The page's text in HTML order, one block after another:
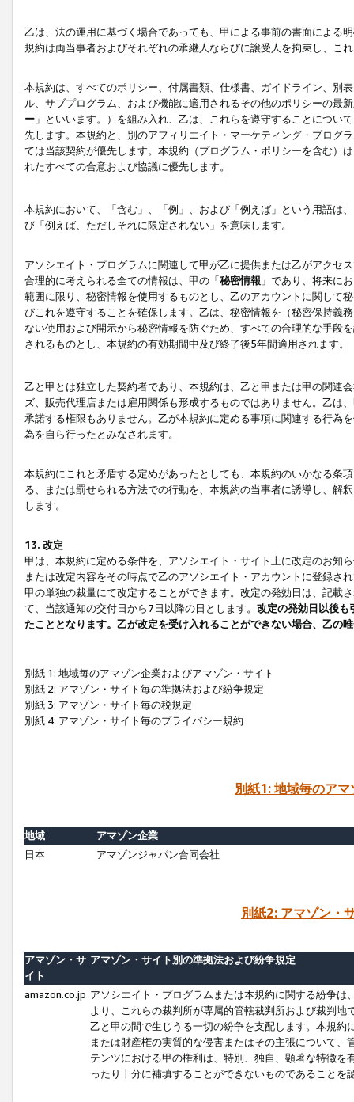
乙は、法の運用に基づく場合であっても、甲による事前の書面による
規約は両当事者およびそれぞれの承継人ならびに譲受人を拘束し、こ
本規約は、すべてのポリシー、付属書類、仕様書、ガイドライン、別
ル、サブプログラム、および機能に適用されるその他のポリシーの最
ー 」といいます。）を組み入れ、乙は、これらを遵守することにつ
先します。本規約と、別のアフィリエイト・マーケティング・プログ
ては当該契約が優先します。本規約（プログラム・ポリシーを含む）
れたすべての合意および協議に優先します。
本規約において、「含む」、「例」、および「例えば」という用語は
び「例えば、ただしそれに限定されない」を意味します。
アソシエイト・プログラムに関連して甲が乙に提供または乙がアクセ
合理的に考えられる全ての情報は、甲の「秘密情報 」であり、将来に
範囲に限り、秘密情報を使用するものとし、乙のアカウントに関して
びこれを遵守することを確保します。乙は、秘密情報を（秘密保持義
ない使用および開示から秘密情報を防ぐため、すべての合理的な手段
されるものとし、本規約の有効期間中及び終了後5年間適用されます。
乙と甲とは独立した契約者であり、本規約は、乙と甲または甲の関連
ズ、販売代理店または雇用関係も形成するものではありません。乙は
承諾する権限もありません。乙が本規約に定める事項に関連する行為
為を自ら行ったとみなされます。
本規約にこれと矛盾する定めがあったとしても、本規約のいかなる条
る、または罰せられる方法での行動を、本規約の当事者に誘導し、解
します。
13. 改定
甲は、本規約に定める条件を、アソシエイト・サイト上に改定のお知
または改定内容をその時点で乙のアソシエイト・アカウントに登録さ
甲の単独の裁量にて改定することができます。改定の発効日は、記載
て、当該通知の交付日から7日以降の日とします。 改定の発効日以後も
たこととなります。乙が改定を受け入れることができない場合、乙の
別紙 1: 地域毎のアマゾン企業およびアマゾン・サイト
別紙 2: アマゾン・サイト毎の準拠法および紛争規定
別紙 3: アマゾン・サイト毎の税規定
別紙 4: アマゾン・サイト毎のプライバシー規約
別紙1: 地域毎のア
地域
アマゾン企業
日本
アマゾンジャパン合同会社
別紙2: アマゾン・
アマゾン・サ
イト
アマゾン・サイト別の準拠法および紛争規定
amazon.co.jp アソシエイト・プログラムまたは本規約に関する紛争
より、これらの裁判所が専属的管轄裁判所および裁判
乙と甲の間で生じうる一切の紛争を支配します。本規
または財産権の実質的な侵害またはその主張について
テンツにおける甲の権利は、特別、独自、顕著な特徴
ったり十分に補填することができないものであることを